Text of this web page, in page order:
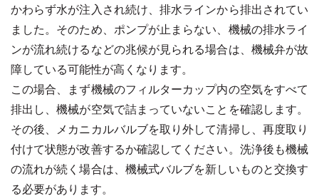
かわらず水が注入され続け、排水ラインから排出されてい
ました。そのため、ポンプが止まらない、機械の排水ライ
ンが流れ続けるなどの兆候が見られる場合は、機械弁が故
障している可能性が高くなります。
この場合、まず機械のフィルターカップ内の空気をすべて
排出し、機械が空気で詰まっていないことを確認します。
その後、メカニカルバルブを取り外して清掃し、再度取り
付けて状態が改善するか確認してください。洗浄後も機械
の流れが続く場合は、機械式バルブを新しいものと交換す
る必要があります。